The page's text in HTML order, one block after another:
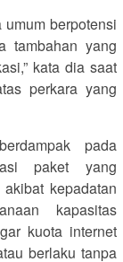
berpotensi
tambahan yang
kata dia saat
perkara yang
pada
paket yang
kepadatan
kapasitas
kuota internet
berlaku tanpa